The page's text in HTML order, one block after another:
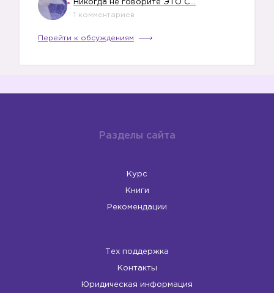
1 комментариев
Перейти к обсуждениям
Разделы сайта
Курс
Книги
Рекомендации
Тех поддержка
Контакты
Юридическая информация